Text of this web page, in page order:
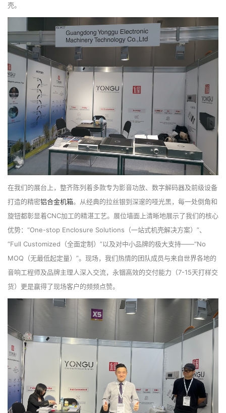
壳。
在我们的展台上，整齐陈列着多款专为影音功放、数字解码器及前级设备
打造的精密铝合金机箱。从经典的拉丝银到深邃的哑光黑，每一处倒角和
旋钮都彰显着CNC加工的精湛工艺。展位墙面上清晰地展示了我们的核心
优势：“One-stop Enclosure Solutions（一站式机壳解决方案）”、
“Full Customized（全面定制）”以及对中小品牌的极大支持——“No
MOQ（无最低起定量）”。现场，我们热情的团队成员与来自世界各地的
音响工程师及品牌主理人深入交流，永锢高效的交付能力（7-15天打样交
货）更是赢得了现场客户的频频点赞。